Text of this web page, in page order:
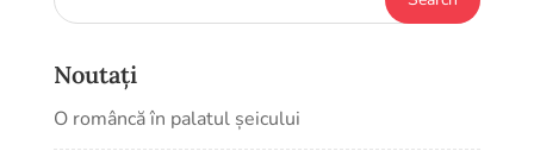
Noutați
O româncă în palatul șeicului